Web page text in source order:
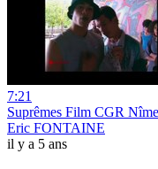
7:21
Suprêmes Film CGR
Eric FONTAINE
il y a 5 ans